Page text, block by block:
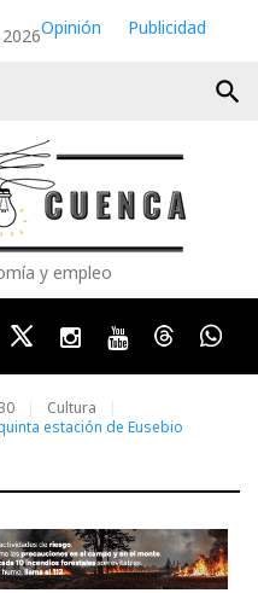
Opinión
Publicidad
search
y empleo
TwitterInstagram
YoutubeThreads
Cultura
estación de Eusebio